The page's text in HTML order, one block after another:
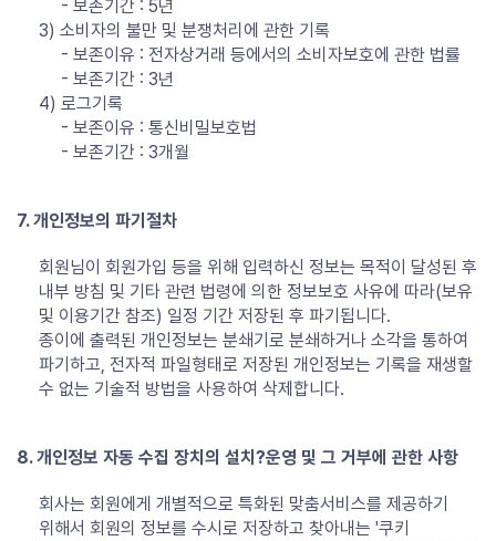
- 보존기간 : 5년
3) 소비자의 불만 및 분쟁처리에 관한 기록
- 보존이유 : 전자상거래 등에서의 소비자보호에 관한 법률
- 보존기간 : 3년
4) 로그기록
- 보존이유 : 통신비밀보호법
- 보존기간 : 3개월
7. 개인정보의 파기절차
회원님이 회원가입 등을 위해 입력하신 정보는 목적이 달성된 후
내부 방침 및 기타 관련 법령에 의한 정보보호 사유에 따라(보유
및 이용기간 참조) 일정 기간 저장된 후 파기됩니다.
종이에 출력된 개인정보는 분쇄기로 분쇄하거나 소각을 통하여
파기하고, 전자적 파일형태로 저장된 개인정보는 기록을 재생할
수 없는 기술적 방법을 사용하여 삭제합니다.
8. 개인정보 자동 수집 장치의 설치?운영 및 그 거부에 관한 사항
회사는 회원에게 개별적으로 특화된 맞춤서비스를 제공하기
위해서 회원의 정보를 수시로 저장하고 찾아내는 '쿠키